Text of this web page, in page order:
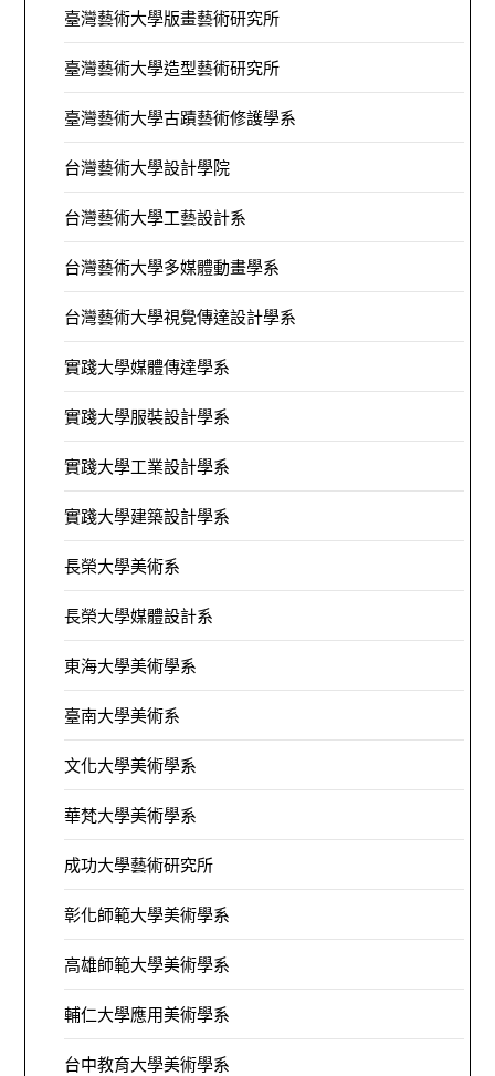
臺灣藝術大學版畫藝術研究所
臺灣藝術大學造型藝術研究所
臺灣藝術大學古蹟藝術修護學系
台灣藝術大學設計學院
台灣藝術大學工藝設計系
台灣藝術大學多媒體動畫學系
台灣藝術大學視覺傳達設計學系
實踐大學媒體傳達學系
實踐大學服裝設計學系
實踐大學工業設計學系
實踐大學建築設計學系
長榮大學美術系
長榮大學媒體設計系
東海大學美術學系
臺南大學美術系
文化大學美術學系
華梵大學美術學系
成功大學藝術研究所
彰化師範大學美術學系
高雄師範大學美術學系
輔仁大學應用美術學系
台中教育大學美術學系